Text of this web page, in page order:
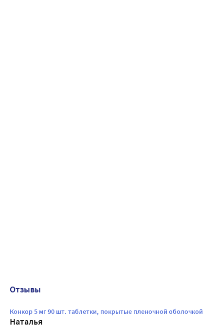
Отзывы
Конкор 5 мг 90 шт. таблетки, покрытые пленочной оболочкой
Наталья